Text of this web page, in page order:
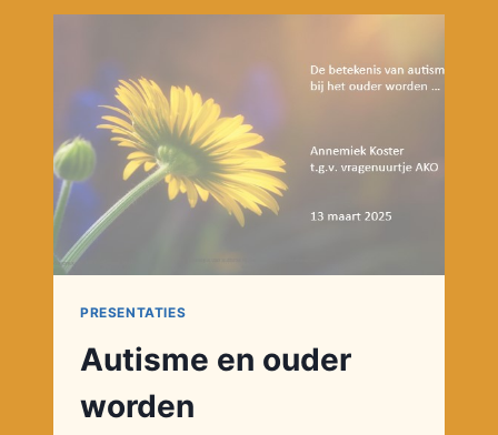
AUTISME
PRESENTATIES
Autisme en ouder
worden